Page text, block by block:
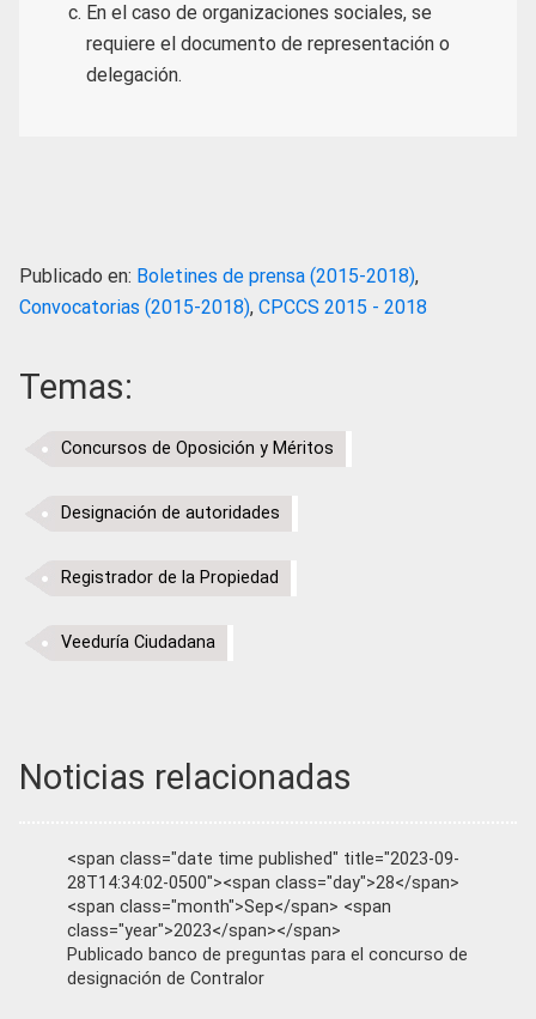
En el caso de organizaciones sociales, se
requiere el documento de representación o
delegación.
Publicado en: Boletines de prensa (2015-2018),
Convocatorias (2015-2018), CPCCS 2015 - 2018
Temas:
Concursos de Oposición y Méritos
Designación de autoridades
Registrador de la Propiedad
Veeduría Ciudadana
Noticias relacionadas
<span class="date time published" title="2023-09-
28T14:34:02-0500"><span class="day">28</span>
<span class="month">Sep</span> <span
class="year">2023</span></span>
Publicado banco de preguntas para el concurso de
designación de Contralor